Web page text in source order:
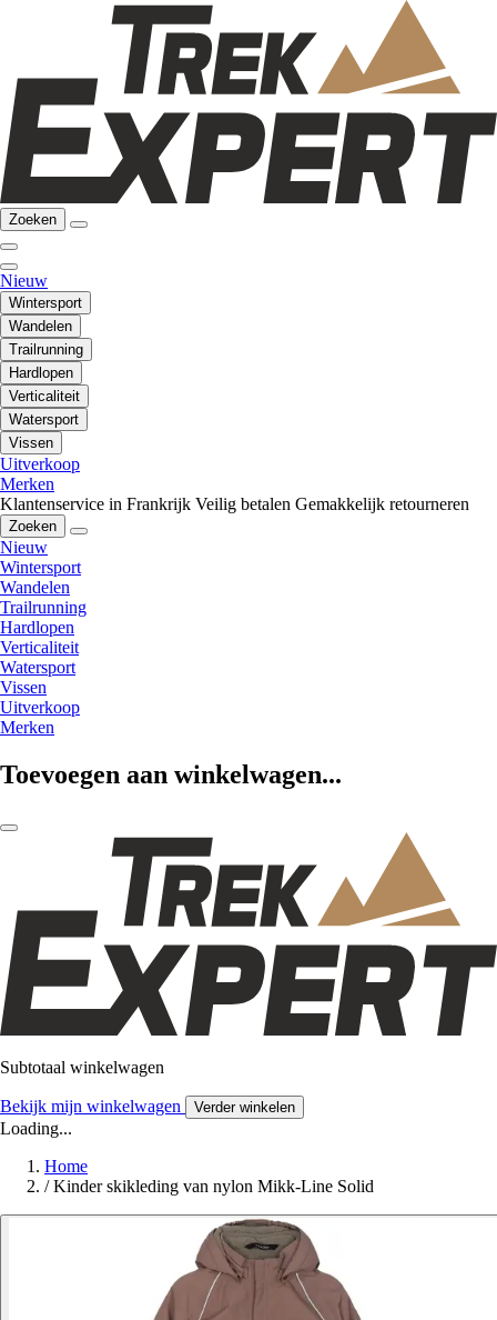
Zoeken
Nieuw
Wintersport
Wandelen
Trailrunning
Hardlopen
Verticaliteit
Watersport
Vissen
Uitverkoop
Merken
Klantenservice in Frankrijk Veilig betalen Gemakkelijk retourneren
Zoeken
Nieuw
Wintersport
Wandelen
Trailrunning
Hardlopen
Verticaliteit
Watersport
Vissen
Uitverkoop
Merken
Toevoegen aan winkelwagen...
Subtotaal winkelwagen
Bekijk mijn winkelwagen Verder winkelen
Loading...
Home
/ Kinder skikleding van nylon Mikk-Line Solid